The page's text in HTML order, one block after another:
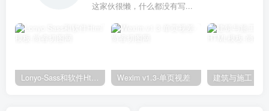
这家伙很懒，什么都没有写...
Lonyo-Sass和软件Html模板 Wexim v1.3-单页视差